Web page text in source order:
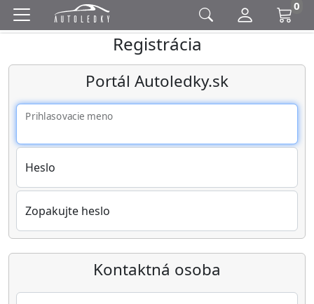
0
Registrácia
Portál Autoledky.sk
Prihlasovacie meno
Heslo
Zopakujte heslo
Kontaktná osoba